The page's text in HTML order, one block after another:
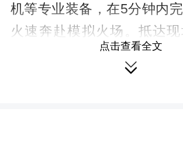
机等专业装备，在5分钟内
火速奔赴模拟火场。 抵达
组立即利用无人机升空，对
方位侦察，实时回传火点分
挥员果断下达指令。整个处
点击查看全文
